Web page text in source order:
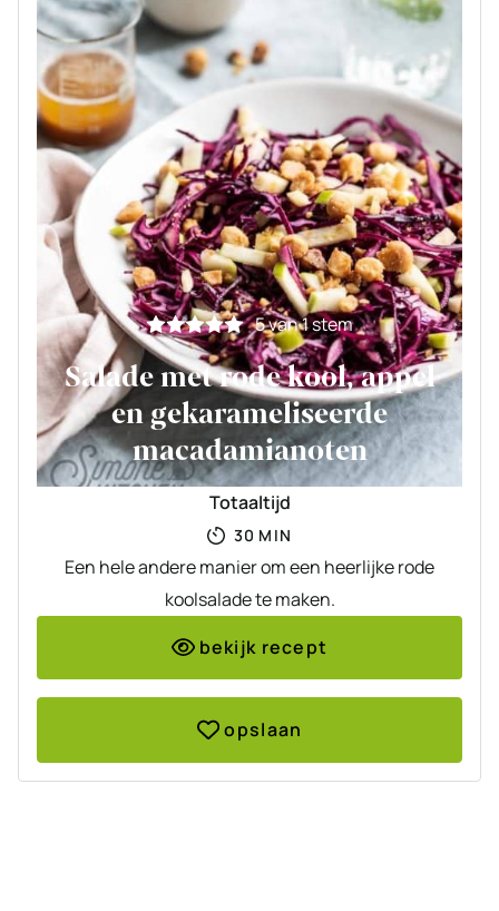
5van 1 stem
Salade met rode kool, appel
en gekarameliseerde
macadamianoten
Totaaltijd
30 MINUTEN
MIN
Een hele andere manier om een heerlijke rode
koolsalade te maken.
bekijk recept
opslaan